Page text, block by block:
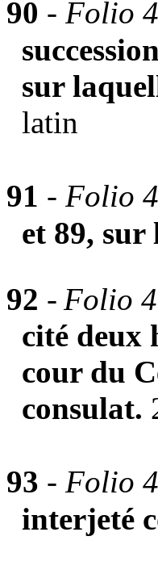
90 - Folio
sur
latin
91 - Folio
et 89,
92 - Folio
cité deux
cour du
consulat.
93 - Folio
interjeté